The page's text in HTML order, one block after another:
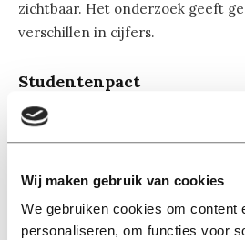
Wij maken gebruik van cookies
We gebruiken cookies om content
personaliseren, om functies voor
zichtbaar. Het onderzoek geeft
verschillen in cijfers.
Studentenpact
Sinds haar aanstelling in 2022 houdt
regeringscommissaris Hamer
binnen het hoger onderwijs. In
tekenden de Tilburgse
Vidar en Plato onder het